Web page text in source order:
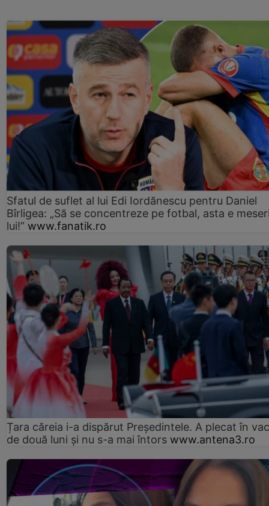
Sfatul de suflet al lui Edi Iordănescu pentru Daniel
Bîrligea: „Să se concentreze pe fotbal, asta e
lui!” www.fanatik.ro
Țara căreia i-a dispărut Președintele. A plecat în
de două luni și nu s-a mai întors www.antena3.ro